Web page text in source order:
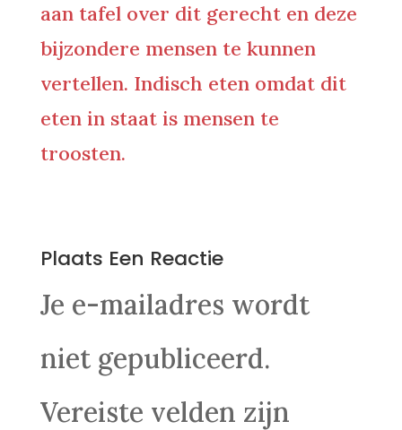
aan tafel over dit gerecht en deze
bijzondere mensen te kunnen
vertellen. Indisch eten omdat dit
eten in staat is mensen te
troosten.
Plaats Een Reactie
Je e-mailadres wordt
niet gepubliceerd.
Vereiste velden zijn